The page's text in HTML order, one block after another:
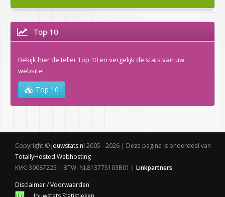
Top 10
Bekijk hier de teller Top 10 en vergelijk de stats van uw
website!
Top 10
Copyright © Jouwstats.nl 2005 - 2026 | Deze pagina is onderdeel van
TotallyHosted Webhosting
KVK: 39087225 | BTW: NL813775103B01 | Linkpartners
Disclaimer / Voorwaarden